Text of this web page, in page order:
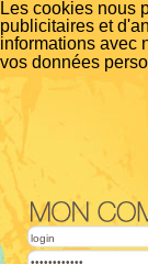
Les cookies nous
publicitaires et
informations avec
vos données